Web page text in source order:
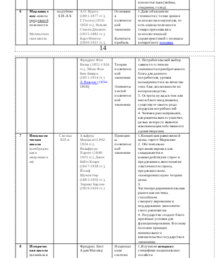
или несчастьям (войны,
эпидемии, голод)
6 Маржинал на рубеже А.О. Курно Основани
1.Дали объяснение
изм -школа XIX-XX (1801-1877 гг.), я
стоимости с точки зрения
предельной
Г. Госсен (1810- политичес
психологии покупателя, то
полезности
1858 гг.), Уильям кой
есть оценка полезности
Стенли Джевонс
экономии товара признавалась
Математиче (1835-1882 гг.),
психологической
ская школа
Карл Менгер Капитал и характеристикой с позиции
(1840-1921 гг.), прибыль конкретного человека
14
Фридрих Фон 2. Потребительский выбор
Визер (1851-1926 Теория
зависит от степени
гг.), Эйген Фон
политичес
значимости приобретаемого
Бем-Баверк
кой блага для данного
(1851-1914 гг.) экономии
потребителя, уровня
Л. Вальрас(1834-
насыщенности и количества
1910)
Элементы
этих благ, возможности их
чистой
воспроизводства.
политичес 3. Острота нужды в том или
кой ином благе неодинакова,
экономии
существует своего рода
иерархия потребностей
4. Человек рассматривался,
как рациональное существо,
целью которого является
максимизация собственного
удовлетворения.
7 Неокласси С конца Альфред Принцип
1.Концепция равновесной
ческая
XIX в. Маршалл (1842- ы цены, «крест Маршала»
школа 1924 гг.), политичес
2. Обстоятельно
(кембриджс
Вильфредо кой проанализировал, как
кая и Парето (1848- экономии складываются и
американск 1923 гг.), Джон взаимодействуют спрос и
ая) Бейтс Кларк предложение, ввел понятие
(1847-1938 гг.),
эластичности спроса,
Йозеф
предложил свою,
Шумпеттер
«компромиссную» теорию
(1883-1950 гг.),
цены.
Энрико Бароне
3.
(1859-1924 гг.)
Частнопредпринимательская
рыночная система,
способная к
саморегулированию и
поддержанию экономиче-
ского равновесия.
4. Государство создает благо
приятные условия для
функционирования. В основу
положен принцип
минимального
вмешательства государства в
экономику.
8 Историчес Фридрих Лист Национал 1.Изучение историии
кая школа
Адам Мюллер ьная специфики национальных
(возникла в система
хозяйств